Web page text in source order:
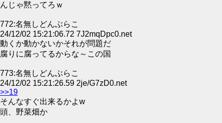
んじゃ黙ってろｗ
772:名無しどんぶらこ
24/12/02 15:21:06.72 7J2mqDpc0.net
動くか動かないかそれが問題だ
腐りに腐ってるからな～この国
773:名無しどんぶらこ
24/12/02 15:21:26.59 2je/G7zD0.net
>>19
そんなすぐ出来るかよw
頭、野菜畑か